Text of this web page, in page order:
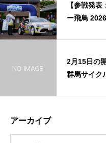
【参戦発
ー飛鳥 2026
2月15日の
群馬サイク
アーカイブ